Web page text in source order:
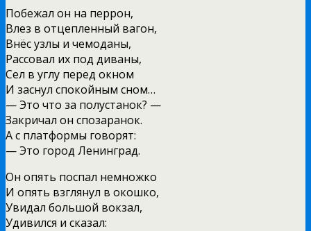
Побежал он на перрон,
Влез в отцепленный вагон,
Внёс узлы и чемоданы,
Рассовал их под диваны,
Сел в углу перед окном
И заснул спокойным сном…
— Это что за полустанок? —
Закричал он спозаранок.
А с платформы говорят:
— Это город Ленинград.
Он опять поспал немножко
И опять взглянул в окошко,
Увидал большой вокзал,
Удивился и сказал: